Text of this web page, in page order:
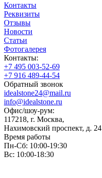
Контакты
Реквизиты
Отзывы
Новости
Статьи
Фотогалерея
Контакты:
+7 495 003-52-69
+7 916 489-44-54
Обратный звонок
idealstone24@mail.ru
info@idealstone.ru
Офис/шоу-рум:
117218, г. Москва,
Нахимовский проспект, д. 24
Время работы
Пн-Сб: 10:00-19:30
Вс: 10:00-18:30